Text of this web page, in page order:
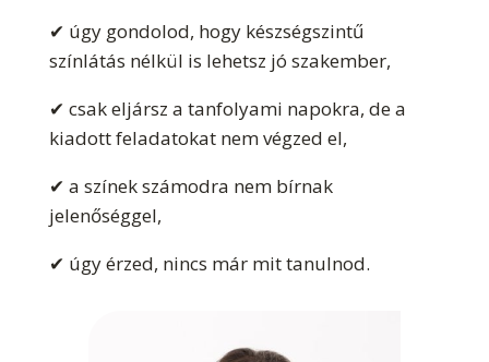
✔ úgy gondolod, hogy készségszintű
színlátás nélkül is lehetsz jó szakember,
✔ csak eljársz a tanfolyami napokra, de a
kiadott feladatokat nem végzed el,
✔ a színek számodra nem bírnak
jelenőséggel,
✔ úgy érzed, nincs már mit tanulnod.